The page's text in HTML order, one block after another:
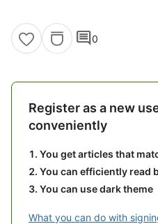
comment0
Register as a new
conveniently
You get articles that
You can efficiently read
You can use dark theme
What you can do with